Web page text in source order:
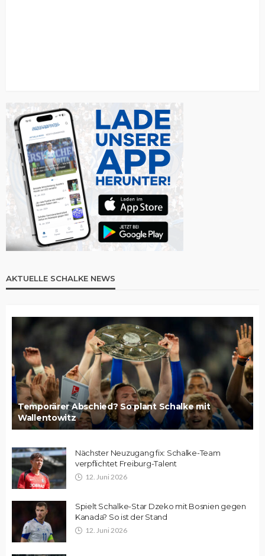
AKTUELLE SCHALKE NEWS
Temporärer Abschied? So plant Schalke mit
Wallentowitz
Nächster Neuzugang fix: Schalke-Team
verpflichtet Freiburg-Talent
12. Juni 2026
Spielt Schalke-Star Dzeko mit Bosnien gegen
Kanada? So ist der Stand
12. Juni 2026